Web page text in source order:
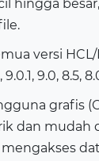
hingga
versi
9.0, 8.5,
grafis
dan